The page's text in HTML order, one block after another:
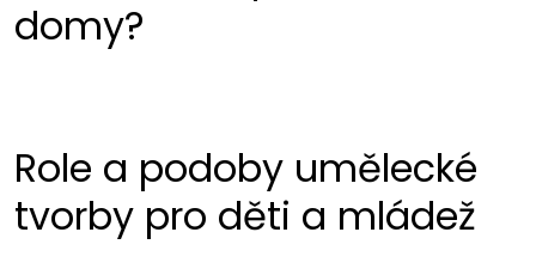
domy?
Role a podoby umělecké
tvorby pro děti a mládež